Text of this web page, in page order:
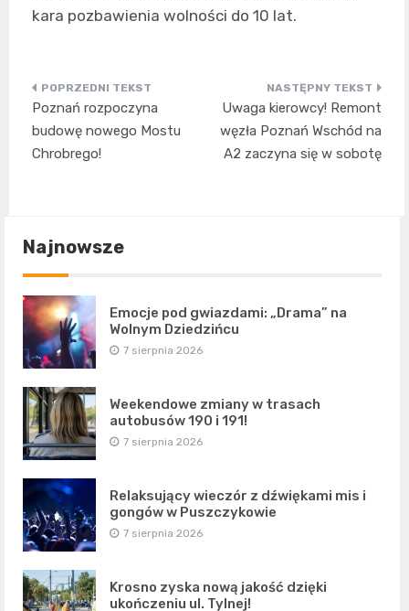
kara pozbawienia wolności do 10 lat.
Nawigacja
wpisu
Poznań rozpoczyna
budowę nowego Mostu
Chrobrego!
Uwaga kierowcy! Remont
węzła Poznań Wschód na
A2 zaczyna się w sobotę
Najnowsze
Emocje pod gwiazdami: „Drama” na
Wolnym Dziedzińcu
7 sierpnia 2026
Weekendowe zmiany w trasach
autobusów 190 i 191!
7 sierpnia 2026
Relaksujący wieczór z dźwiękami mis i
gongów w Puszczykowie
7 sierpnia 2026
Krosno zyska nową jakość dzięki
ukończeniu ul. Tylnej!